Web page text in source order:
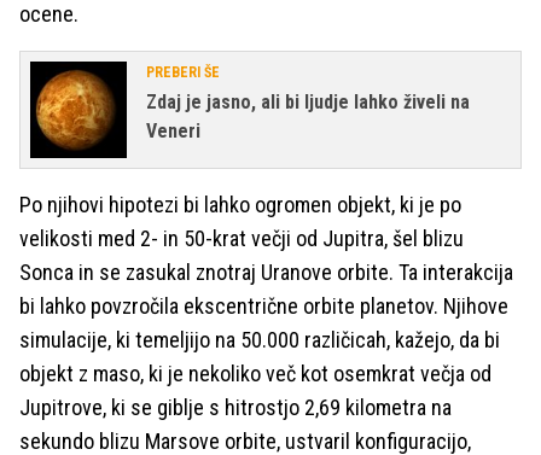
ocene.
PREBERI ŠE
Zdaj je jasno, ali bi ljudje lahko živeli na
Veneri
Po njihovi hipotezi bi lahko ogromen objekt, ki je po
velikosti med 2- in 50-krat večji od Jupitra, šel blizu
Sonca in se zasukal znotraj Uranove orbite. Ta interakcija
bi lahko povzročila ekscentrične orbite planetov. Njihove
simulacije, ki temeljijo na 50.000 različicah, kažejo, da bi
objekt z maso, ki je nekoliko več kot osemkrat večja od
Jupitrove, ki se giblje s hitrostjo 2,69 kilometra na
sekundo blizu Marsove orbite, ustvaril konfiguracijo,